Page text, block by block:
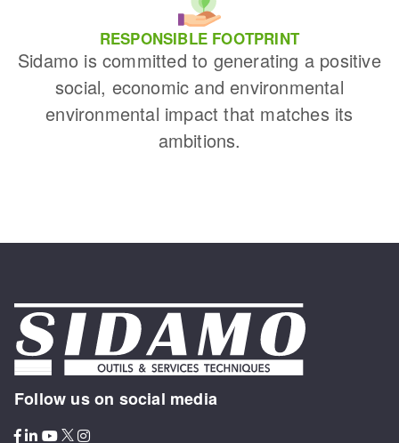
RESPONSIBLE FOOTPRINT
Sidamo is committed to generating a positive
social, economic and environmental
environmental impact that matches its
ambitions.
Follow us on social media